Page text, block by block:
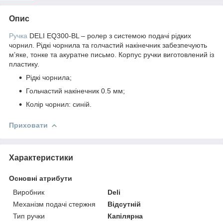
Опис
Ручка DELI EQ300-BL – ролер з системою подачі рідких
чорнил. Рідкі чорнила та голчастий накінечник забезпечують
м’яке, тонке та акуратне письмо. Корпус ручки виготовлений із
пластику.
Рідкі чорнила;
Гольчастий накінечник 0.5 мм;
Колір чорнил: синій.
Приховати
Характеристики
Основні атрибути
Виробник
Deli
Механізм подачі стержня
Відсутній
Тип ручки
Капілярна